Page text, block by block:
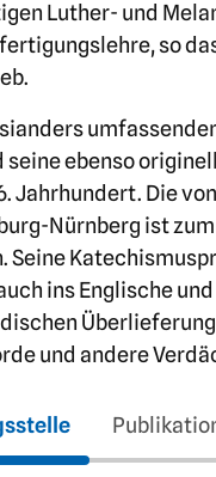
Luther- und
so
ebenso
Jahrhundert. Die
Nürnberg ist
Seine
ins Englische
und andere